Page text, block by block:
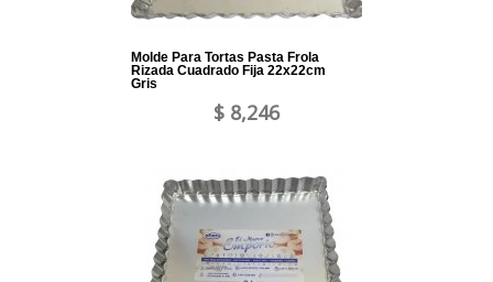
Molde Para Tortas Pasta Frola
Rizada Cuadrado Fija 22x22cm
Gris
$ 8,246